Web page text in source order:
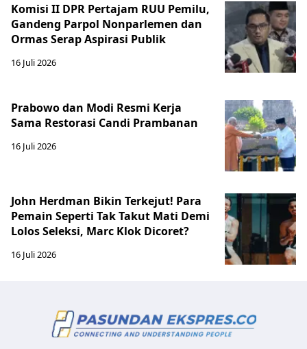
Komisi II DPR Pertajam RUU Pemilu,
Gandeng Parpol Nonparlemen dan
Ormas Serap Aspirasi Publik
16 Juli 2026
Prabowo dan Modi Resmi Kerja
Sama Restorasi Candi Prambanan
16 Juli 2026
John Herdman Bikin Terkejut! Para
Pemain Seperti Tak Takut Mati Demi
Lolos Seleksi, Marc Klok Dicoret?
16 Juli 2026